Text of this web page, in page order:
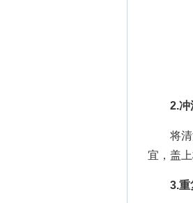
2.冲
将清洗
宜，盖
3.重